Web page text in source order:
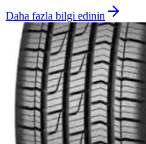
Daha fazla bilgi edinin